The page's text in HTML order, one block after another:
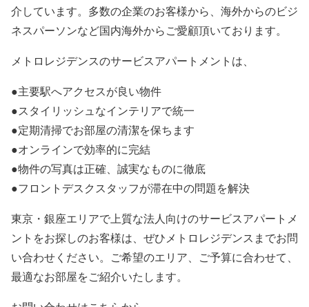
介しています。多数の企業のお客様から、海外からのビジ
ネスパーソンなど国内海外からご愛顧頂いております。
メトロレジデンスのサービスアパートメントは、
●主要駅へアクセスが良い物件
●スタイリッシュなインテリアで統一
●定期清掃でお部屋の清潔を保ちます
●オンラインで効率的に完結
●物件の写真は正確、誠実なものに徹底
●フロントデスクスタッフが滞在中の問題を解決
東京・銀座エリアで上質な法人向けのサービスアパートメ
ントをお探しのお客様は、ぜひメトロレジデンスまでお問
い合わせください。ご希望のエリア、ご予算に合わせて、
最適なお部屋をご紹介いたします。